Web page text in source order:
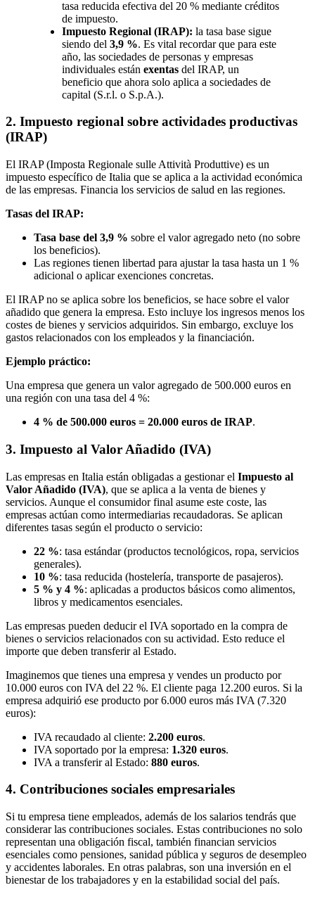
tasa reducida efectiva del 20 % mediante créditos
de impuesto.
Impuesto Regional (IRAP): la tasa base sigue
siendo del 3,9 %. Es vital recordar que para este
año, las sociedades de personas y empresas
individuales están exentas del IRAP, un
beneficio que ahora solo aplica a sociedades de
capital (S.r.l. o S.p.A.).
2. Impuesto regional sobre actividades productivas
(IRAP)
El IRAP (Imposta Regionale sulle Attività Produttive) es un
impuesto específico de Italia que se aplica a la actividad económica
de las empresas. Financia los servicios de salud en las regiones.
Tasas del IRAP:
Tasa base del 3,9 % sobre el valor agregado neto (no sobre
los beneficios).
Las regiones tienen libertad para ajustar la tasa hasta un 1 %
adicional o aplicar exenciones concretas.
El IRAP no se aplica sobre los beneficios, se hace sobre el valor
añadido que genera la empresa. Esto incluye los ingresos menos los
costes de bienes y servicios adquiridos. Sin embargo, excluye los
gastos relacionados con los empleados y la financiación.
Ejemplo práctico:
Una empresa que genera un valor agregado de 500.000 euros en
una región con una tasa del 4 %:
4 % de 500.000 euros = 20.000 euros de IRAP.
3. Impuesto al Valor Añadido (IVA)
Las empresas en Italia están obligadas a gestionar el Impuesto al
Valor Añadido (IVA), que se aplica a la venta de bienes y
servicios. Aunque el consumidor final asume este coste, las
empresas actúan como intermediarias recaudadoras. Se aplican
diferentes tasas según el producto o servicio:
22 %: tasa estándar (productos tecnológicos, ropa, servicios
generales).
10 %: tasa reducida (hostelería, transporte de pasajeros).
5 % y 4 %: aplicadas a productos básicos como alimentos,
libros y medicamentos esenciales.
Las empresas pueden deducir el IVA soportado en la compra de
bienes o servicios relacionados con su actividad. Esto reduce el
importe que deben transferir al Estado.
Imaginemos que tienes una empresa y vendes un producto por
10.000 euros con IVA del 22 %. El cliente paga 12.200 euros. Si la
empresa adquirió ese producto por 6.000 euros más IVA (7.320
euros):
IVA recaudado al cliente: 2.200 euros.
IVA soportado por la empresa: 1.320 euros.
IVA a transferir al Estado: 880 euros.
4. Contribuciones sociales empresariales
Si tu empresa tiene empleados, además de los salarios tendrás que
considerar las contribuciones sociales. Estas contribuciones no solo
representan una obligación fiscal, también financian servicios
esenciales como pensiones, sanidad pública y seguros de desempleo
y accidentes laborales. En otras palabras, son una inversión en el
bienestar de los trabajadores y en la estabilidad social del país.